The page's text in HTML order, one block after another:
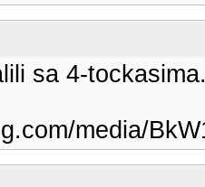
sa 4-
media/